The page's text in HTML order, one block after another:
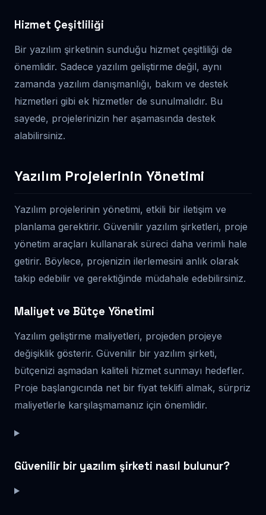
Hizmet Çeşitliliği
Bir yazılım şirketinin sunduğu hizmet çeşitliliği de
önemlidir. Sadece yazılım geliştirme değil, aynı
zamanda yazılım danışmanlığı, bakım ve destek
hizmetleri gibi ek hizmetler de sunulmalıdır. Bu
sayede, projelerinizin her aşamasında destek
alabilirsiniz.
Yazılım Projelerinin Yönetimi
Yazılım projelerinin yönetimi, etkili bir iletişim ve
planlama gerektirir. Güvenilir yazılım şirketleri, proje
yönetim araçları kullanarak süreci daha verimli hale
getirir. Böylece, projenizin ilerlemesini anlık olarak
takip edebilir ve gerektiğinde müdahale edebilirsiniz.
Maliyet ve Bütçe Yönetimi
Yazılım geliştirme maliyetleri, projeden projeye
değişiklik gösterir. Güvenilir bir yazılım şirketi,
bütçenizi aşmadan kaliteli hizmet sunmayı hedefler.
Proje başlangıcında net bir fiyat teklifi almak, sürpriz
maliyetlerle karşılaşmamanız için önemlidir.
Güvenilir bir yazılım şirketi nasıl bulunur?